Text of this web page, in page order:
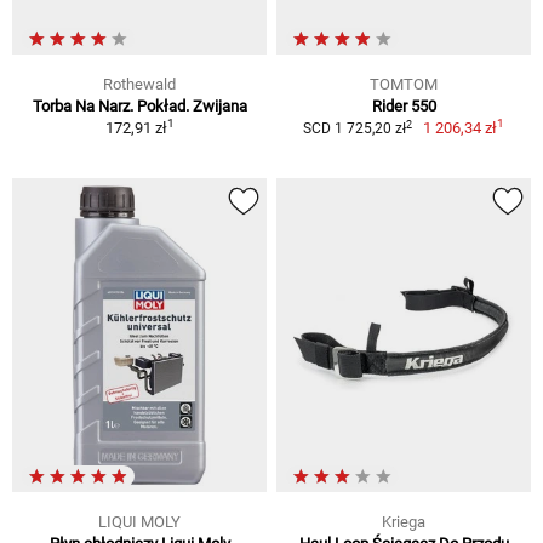
Rothewald
Torba Na Narz. Pokład. Zwijana
172,91 zł1
TOMTOM
Rider 550
SCD 1 725,20 zł2 1 206,34 zł1
LIQUI MOLY
Kriega